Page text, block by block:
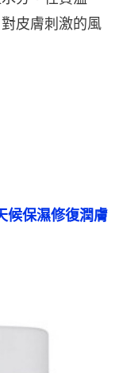
皮膚刺激的風
候保濕修復潤膚